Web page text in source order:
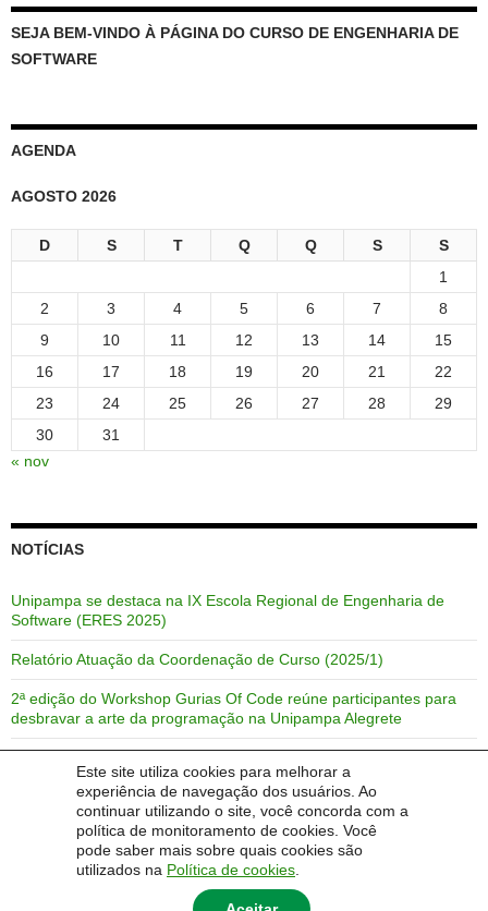
Este site utiliza cookies para melhorar a
experiência de navegação dos usuários. Ao
continuar utilizando o site, você concorda com a
política de monitoramento de cookies. Você
pode saber mais sobre quais cookies são
utilizados na Política de cookies
SEJA BEM-VINDO À PÁGINA DO CURSO DE ENGENHARIA DE
SOFTWARE
AGENDA
AGOSTO 2026
D S T Q Q S
S
1
2
3 4 5 6 7
8
9
10 11 12 13 14
15
16
17 18 19 20 21
22
23
24 25 26 27 28
29
30
31
« nov
NOTÍCIAS
Unipampa se destaca na IX Escola Regional de Engenharia de
Software (ERES 2025)
Relatório Atuação da Coordenação de Curso (2025/1)
2ª edição do Workshop Gurias Of Code reúne participantes para
desbravar a arte da programação na Unipampa Alegrete
Unipampa Se Destaca Na VIII Escola Regional de Engenharia de
Software (ERES 2024)
Ajuste Presencial 2024/02